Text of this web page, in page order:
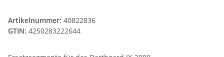
Artikelnummer: 40822836
GTIN: 4250283222644